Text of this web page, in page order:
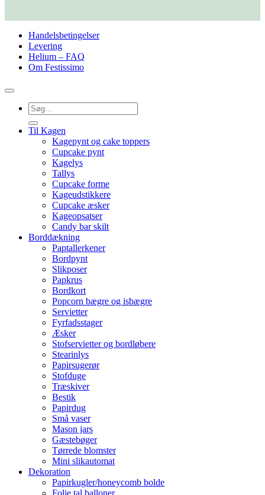
Handelsbetingelser
Levering
Helium – FAQ
Om Festissimo
Søg
efter:
Til Kagen
Kagepynt og cake toppers
Cupcake pynt
Kagelys
Tallys
Cupcake forme
Kageudstikkere
Cupcake æsker
Kageopsatser
Candy bar skilt
Borddækning
Paptallerkener
Bordpynt
Slikposer
Papkrus
Bordkort
Popcorn bægre og isbægre
Servietter
Fyrfadsstager
Æsker
Stofservietter og bordløbere
Stearinlys
Papirsugerør
Stofduge
Træskiver
Bestik
Papirdug
Små vaser
Mason jars
Gæstebøger
Tørrede blomster
Mini slikautomat
Dekoration
Papirkugler/honeycomb bolde
Folie tal balloner